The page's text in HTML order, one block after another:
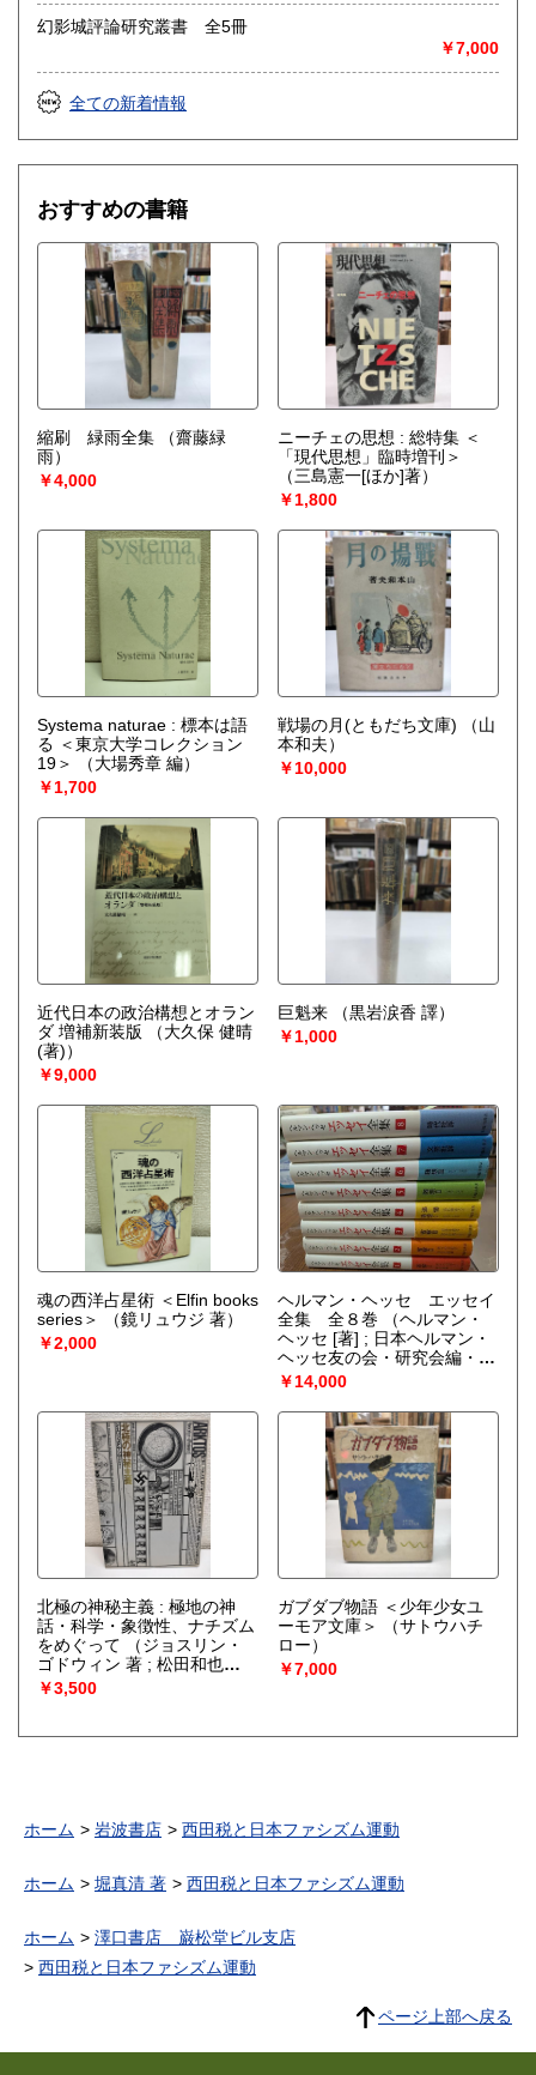
幻影城評論研究叢書 全5冊
￥7,000
全ての新着情報
おすすめの書籍
縮刷 緑雨全集
（齋藤緑
雨）
￥4,000
ニーチェの思想 : 総特集 ＜
「現代思想」臨時増刊＞
（三島憲一[ほか]著）
￥1,800
Systema naturae : 標本は語
る ＜東京大学コレクション
19＞
（大場秀章 編）
￥1,700
戦場の月(ともだち文庫)
（山
本和夫）
￥10,000
近代日本の政治構想とオラン
ダ 増補新装版
（大久保 健晴
(著)）
￥9,000
巨魁来
（黒岩涙香 譯）
￥1,000
魂の西洋占星術 ＜Elfin books
series＞
（鏡リュウジ 著）
￥2,000
ヘルマン・ヘッセ エッセイ
全集 全８巻
（ヘルマン・
ヘッセ [著] ; 日本ヘルマン・
ヘッセ友の会・研究会編・
訳）
￥14,000
北極の神秘主義 : 極地の神
話・科学・象徴性、ナチズム
をめぐって
（ジョスリン・
ゴドウィン 著 ; 松田和也
訳）
￥3,500
ガブダブ物語 ＜少年少女ユ
ーモア文庫＞
（サトウハチ
ロー）
￥7,000
ホーム 岩波書店 西田税と日本ファシズム運動
ホーム 堀真清 著 西田税と日本ファシズム運動
ホーム
澤口書店 巌松堂ビル支店
西田税と日本ファシズム運動
ページ上部へ戻る